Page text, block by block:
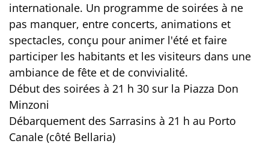
internationale. Un programme de soirées à ne
pas manquer, entre concerts, animations et
spectacles, conçu pour animer l'été et faire
participer les habitants et les visiteurs dans une
ambiance de fête et de convivialité.
Début des soirées à 21 h 30 sur la Piazza Don
Minzoni
Débarquement des Sarrasins à 21 h au Porto
Canale (côté Bellaria)